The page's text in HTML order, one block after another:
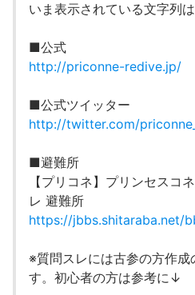
いま表示されている文字列は
■公式
http://priconne-redive.jp/
■公式ツイッター
http://twitter.com/
■避難所
【プリコネ】プリンセスコ
レ 避難所
https://jbbs.shitaraba.net/
※質問スレには古参の方作成
す。初心者の方は参考に↓